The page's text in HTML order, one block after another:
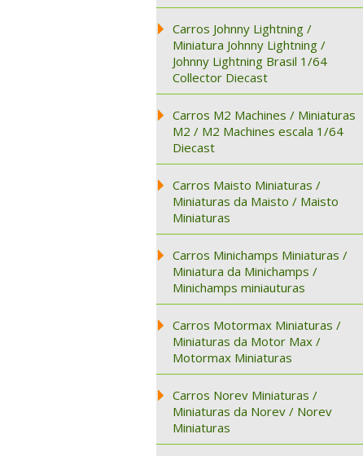
Carros Johnny Lightning /
Miniatura Johnny Lightning /
Johnny Lightning Brasil 1/64
Collector Diecast
Carros M2 Machines / Miniaturas
M2 / M2 Machines escala 1/64
Diecast
Carros Maisto Miniaturas /
Miniaturas da Maisto / Maisto
Miniaturas
Carros Minichamps Miniaturas /
Miniatura da Minichamps /
Minichamps miniauturas
Carros Motormax Miniaturas /
Miniaturas da Motor Max /
Motormax Miniaturas
Carros Norev Miniaturas /
Miniaturas da Norev / Norev
Miniaturas